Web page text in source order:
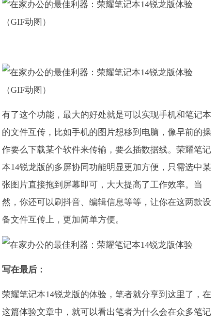
（GIF动图）
（GIF动图）
有了这个功能，最大的好处就是可以实现手机和笔记本
的文件互传，比如手机的图片想移到电脑，像早前的操
作要么下载某个软件来传输，要么插数据线。荣耀笔记
本14锐龙版的多屏协同功能明显更加方便，只需选中某
张图片直接拖到屏幕即可，大大提高了工作效率。当
然，你还可以刷抖音、编辑信息等等，让你在这两款设
备文件互传上，更加简单方便。
写在最后：
荣耀笔记本14锐龙版的体验，笔者就分享到这里了，在
这篇体验文章中，就可以看出笔者为什么会在众多笔记